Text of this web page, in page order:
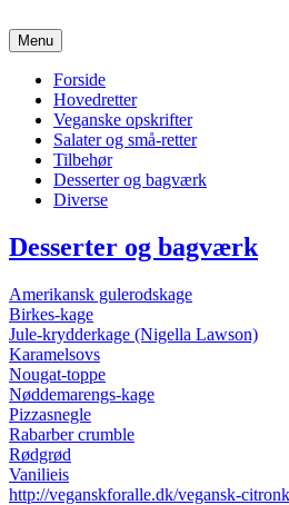
Kamillas Køkken
Et forsøg på at give mine opskrifter
Menu
Primær
menu
Forside
Hovedretter
Veganske opskrifter
Salater og små-retter
Tilbehør
Desserter og bagværk
Diverse
Desserter og bagværk
Amerikansk gulerodskage
Birkes-kage
Jule-krydderkage (Nigella Lawson)
Karamelsovs
Nougat-toppe
Nøddemarengs-kage
Pizzasnegle
Rabarber crumble
Rødgrød
Vanilieis
http://veganskforalle.dk/vegansk-